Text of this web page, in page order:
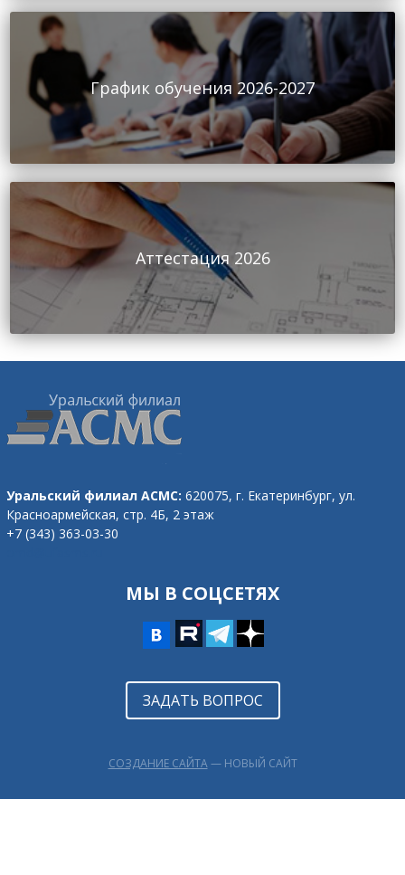
График обучения 2026-2027
Аттестация 2026
Уральский филиал АСМС: 620075, г. Екатеринбург, ул.
Красноармейская, стр. 4Б, 2 этаж
+7 (343) 363-03-30
МЫ В СОЦСЕТЯХ
ЗАДАТЬ ВОПРОС
СОЗДАНИЕ САЙТА— НОВЫЙ САЙТ